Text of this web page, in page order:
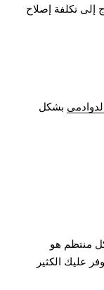
إلى تكلفة إصلاح
بشكل
منتظم هو
عليك الكثير